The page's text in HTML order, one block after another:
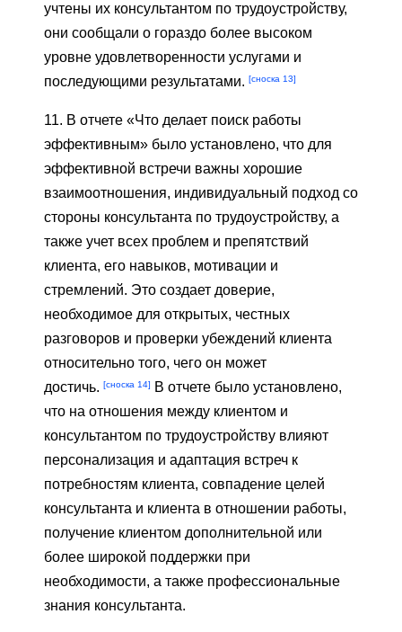
учтены их консультантом по трудоустройству,
они сообщали о гораздо более высоком
уровне удовлетворенности услугами и
последующими результатами. [сноска 13]
11. В отчете «Что делает поиск работы
эффективным» было установлено, что для
эффективной встречи важны хорошие
взаимоотношения, индивидуальный подход со
стороны консультанта по трудоустройству, а
также учет всех проблем и препятствий
клиента, его навыков, мотивации и
стремлений. Это создает доверие,
необходимое для открытых, честных
разговоров и проверки убеждений клиента
относительно того, чего он может
достичь. [сноска 14]
В отчете было установлено,
что на отношения между клиентом и
консультантом по трудоустройству влияют
персонализация и адаптация встреч к
потребностям клиента, совпадение целей
консультанта и клиента в отношении работы,
получение клиентом дополнительной или
более широкой поддержки при
необходимости, а также профессиональные
знания консультанта.